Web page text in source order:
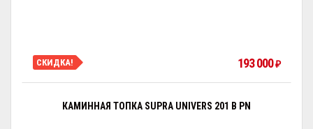
СКИДКА! 193 000₽
КАМИННАЯ ТОПКА SUPRA UNIVERS 201 B PN